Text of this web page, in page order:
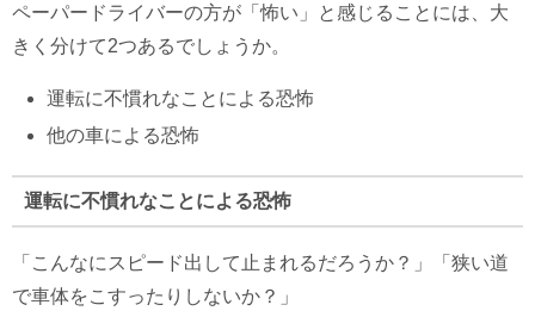
ペーパードライバーの方が「怖い」と感じることには、大
きく分けて2つあるでしょうか。
運転に不慣れなことによる恐怖
他の車による恐怖
運転に不慣れなことによる恐怖
「こんなにスピード出して止まれるだろうか？」「狭い道
で車体をこすったりしないか？」